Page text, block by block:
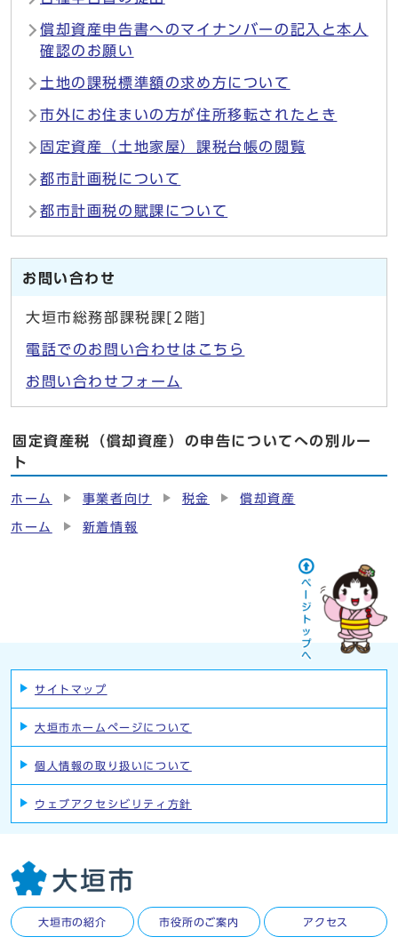
償却資産申告書へのマイナンバーの記入と本人
確認のお願い
土地の課税標準額の求め方について
市外にお住まいの方が住所移転されたとき
固定資産（土地家屋）課税台帳の閲覧
都市計画税について
都市計画税の賦課について
お問い合わせ
大垣市総務部課税課[2階]
電話でのお問い合わせはこちら
お問い合わせフォーム
固定資産税（償却資産）の申告についてへの別ルー
ト
ホーム 事業者向け 税金 償却資産
ホーム 新着情報
サイトマップ
大垣市ホームページについて
個人情報の取り扱いについて
ウェブアクセシビリティ方針
大垣市の紹介 市役所のご案内 アクセス